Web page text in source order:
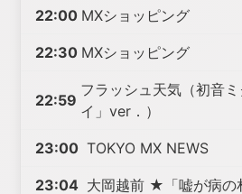
22:00 MXショッピング
22:30 MXショッピング
22:59
フラッシュ天気（初音
イ」ver．）
23:00 TOKYO MX NEWS
23:04 大岡越前 ★「嘘が病の